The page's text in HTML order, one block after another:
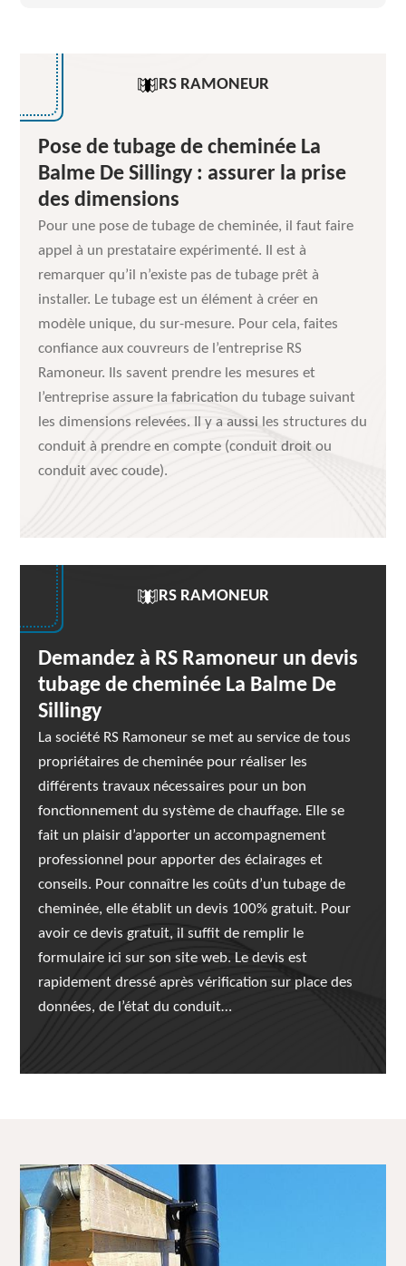
RS RAMONEUR
Pose de tubage de cheminée La
Balme De Sillingy : assurer la prise
des dimensions
Pour une pose de tubage de cheminée, il faut faire
appel à un prestataire expérimenté. Il est à
remarquer qu’il n’existe pas de tubage prêt à
installer. Le tubage est un élément à créer en
modèle unique, du sur-mesure. Pour cela, faites
confiance aux couvreurs de l’entreprise RS
Ramoneur. Ils savent prendre les mesures et
l’entreprise assure la fabrication du tubage suivant
les dimensions relevées. Il y a aussi les structures du
conduit à prendre en compte (conduit droit ou
conduit avec coude).
RS RAMONEUR
Demandez à RS Ramoneur un devis
tubage de cheminée La Balme De
Sillingy
La société RS Ramoneur se met au service de tous
propriétaires de cheminée pour réaliser les
différents travaux nécessaires pour un bon
fonctionnement du système de chauffage. Elle se
fait un plaisir d’apporter un accompagnement
professionnel pour apporter des éclairages et
conseils. Pour connaître les coûts d’un tubage de
cheminée, elle établit un devis 100% gratuit. Pour
avoir ce devis gratuit, il suffit de remplir le
formulaire ici sur son site web. Le devis est
rapidement dressé après vérification sur place des
données, de l’état du conduit…